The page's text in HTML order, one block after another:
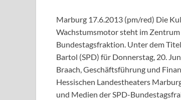
Marburg 17.6.2013 (pm/red) Die
Wachstumsmotor steht im
Bundestagsfraktion. Unter dem
Bartol (SPD) für Donnerstag, 20.
Braach, Geschäftsführung und
Hessischen Landestheaters
und Medien der SPD-